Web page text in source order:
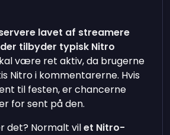
lavet af streamere
tilbyder typisk Nitro
være ret aktiv, da brugerne
Nitro i kommentarerne. Hvis
til festen, er chancerne
for sent på den.
det? Normalt vilet Nitro-